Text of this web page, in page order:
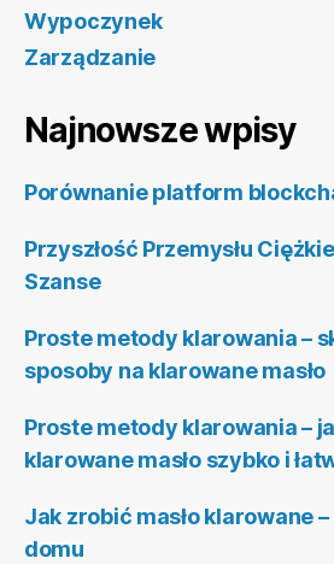
Wypoczynek
Zarządzanie
Najnowsze wpisy
Porównanie platform
Przyszłość Przemysłu
Szanse
Proste metody klarowania –
sposoby na klarowane masło
Proste metody klarowania –
klarowane masło szybko i
Jak zrobić masło klarowane
domu